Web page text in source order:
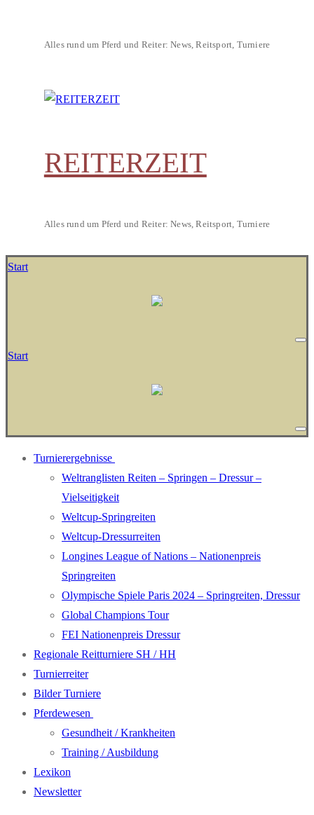
Alles rund um Pferd und Reiter: News, Reitsport, Turniere
REITERZEIT
Alles rund um Pferd und Reiter: News, Reitsport, Turniere
Start
Start
Turnierergebnisse
Weltranglisten Reiten – Springen – Dressur –
Vielseitigkeit
Weltcup-Springreiten
Weltcup-Dressurreiten
Longines League of Nations – Nationenpreis
Springreiten
Olympische Spiele Paris 2024 – Springreiten, Dressur
Global Champions Tour
FEI Nationenpreis Dressur
Regionale Reitturniere SH / HH
Turnierreiter
Bilder Turniere
Pferdewesen
Gesundheit / Krankheiten
Training / Ausbildung
Lexikon
Newsletter